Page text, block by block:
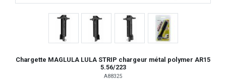
Chargette MAGLULA LULA STRIP chargeur métal polymer AR15
5.56/223
A88325